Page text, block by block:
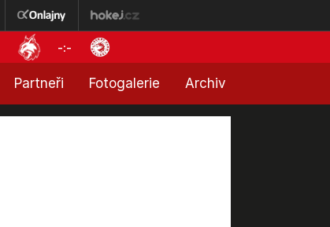
-:-
Partneři Fotogalerie Archiv